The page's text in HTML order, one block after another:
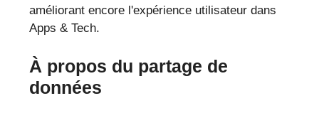
améliorant encore l'expérience utilisateur dans
Apps & Tech.
À propos du partage de
données